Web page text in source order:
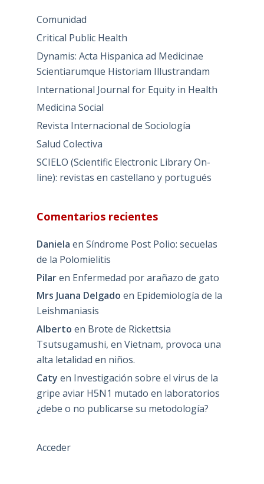
Comunidad
Critical Public Health
Dynamis: Acta Hispanica ad Medicinae
Scientiarumque Historiam Illustrandam
International Journal for Equity in Health
Medicina Social
Revista Internacional de Sociología
Salud Colectiva
SCIELO (Scientific Electronic Library On-
line): revistas en castellano y portugués
Comentarios recientes
Daniela en Síndrome Post Polio: secuelas
de la Polomielitis
Pilaren Enfermedad por arañazo de gato
Mrs Juana Delgado en Epidemiología de la
Leishmaniasis
Alberto en Brote de Rickettsia
Tsutsugamushi, en Vietnam, provoca una
alta letalidad en niños.
Caty en Investigación sobre el virus de la
gripe aviar H5N1 mutado en laboratorios
¿debe o no publicarse su metodología?
Acceder